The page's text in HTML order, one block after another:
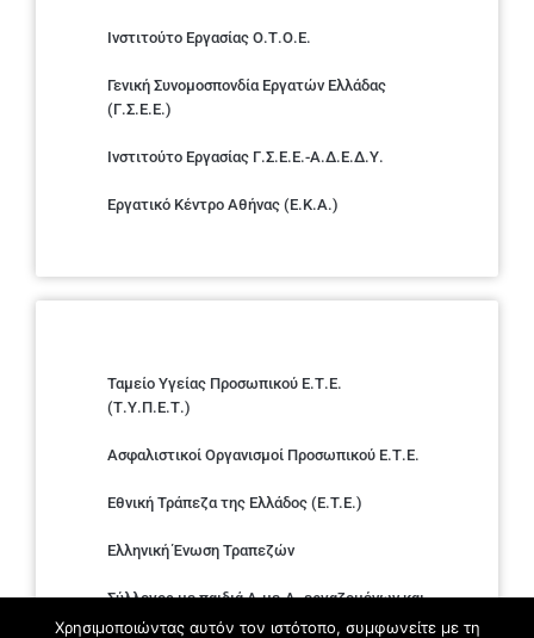
Ινστιτούτο Εργασίας Ο.Τ.Ο.Ε.
Γενική Συνομοσπονδία Εργατών Ελλάδας
(Γ.Σ.Ε.Ε.)
Ινστιτούτο Εργασίας Γ.Σ.Ε.Ε.-Α.Δ.Ε.Δ.Υ.
Εργατικό Κέντρο Αθήνας (Ε.Κ.Α.)
Ταμείο Υγείας Προσωπικού Ε.Τ.Ε.
(Τ.Υ.Π.Ε.Τ.)
Ασφαλιστικοί Οργανισμοί Προσωπικού Ε.Τ.Ε.
Εθνική Τράπεζα της Ελλάδος (E.T.E.)
Ελληνική Ένωση Τραπεζών
Σύλλογος με παιδιά Α.με.Α. εργαζομένων και
συνταξιούχων Ε.Τ.Ε.
Χρησιμοποιώντας αυτόν τον ιστότοπο, συμφωνείτε με τη